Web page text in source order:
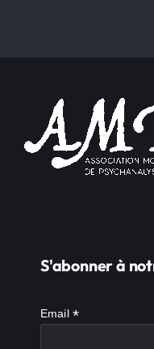
S'abonner à
Email*